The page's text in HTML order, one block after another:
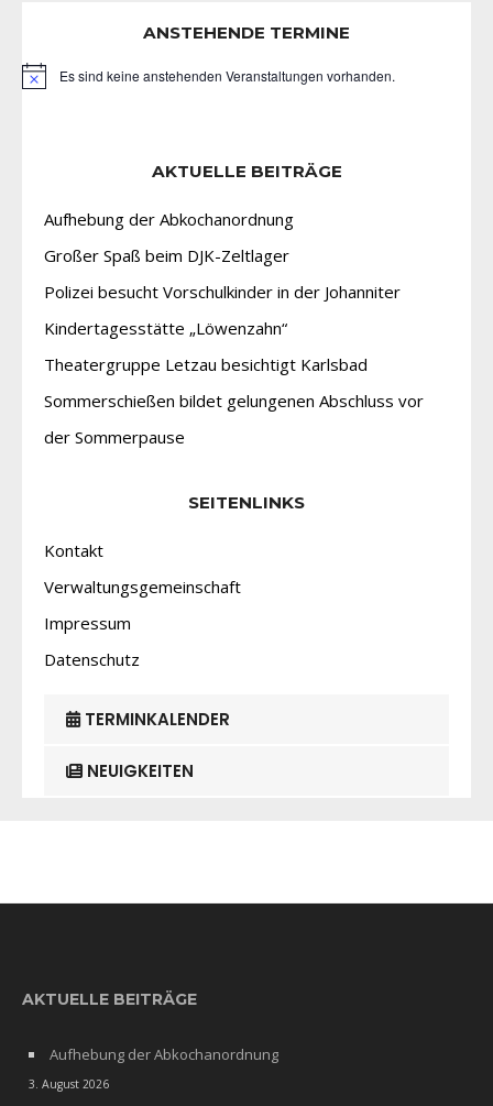
ANSTEHENDE TERMINE
HinweisEs sind keine anstehenden Veranstaltungen vorhanden.
AKTUELLE BEITRÄGE
Aufhebung der Abkochanordnung
Großer Spaß beim DJK-Zeltlager
Polizei besucht Vorschulkinder in der Johanniter
Kindertagesstätte „Löwenzahn“
Theatergruppe Letzau besichtigt Karlsbad
Sommerschießen bildet gelungenen Abschluss vor
der Sommerpause
SEITENLINKS
Kontakt
Verwaltungsgemeinschaft
Impressum
Datenschutz
TERMINKALENDER
NEUIGKEITEN
AKTUELLE BEITRÄGE
Aufhebung der Abkochanordnung
3. August 2026